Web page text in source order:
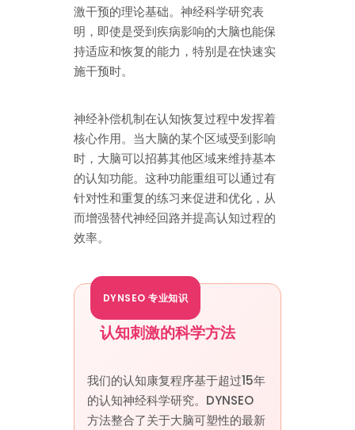
激干预的理论基础。神经科学研究表
明，即使是受到疾病影响的大脑也能保
持适应和恢复的能力，特别是在快速实
施干预时。
神经补偿机制在认知恢复过程中发挥着
核心作用。当大脑的某个区域受到影响
时，大脑可以招募其他区域来维持基本
的认知功能。这种功能重组可以通过有
针对性和重复的练习来促进和优化，从
而增强替代神经回路并提高认知过程的
效率。
DYNSEO 专业知识
认知刺激的科学方法
我们的认知康复程序基于超过15年
的认知神经科学研究。DYNSEO
方法整合了关于大脑可塑性的最新